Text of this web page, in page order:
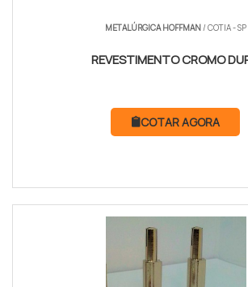
METALÚRGICA HOFFMAN/ COTIA - SP
REVESTIMENTO CROMO
COTAR AGORA